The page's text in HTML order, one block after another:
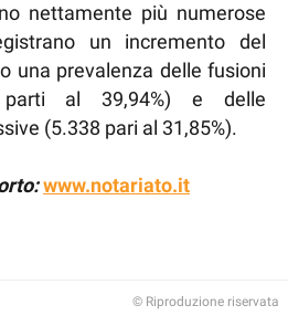
nettamente più numerose
un incremento del
una prevalenza delle fusioni
al 39,94%) e delle
(5.338 pari al 31,85%).
www.notariato.it
© Riproduzione riservata